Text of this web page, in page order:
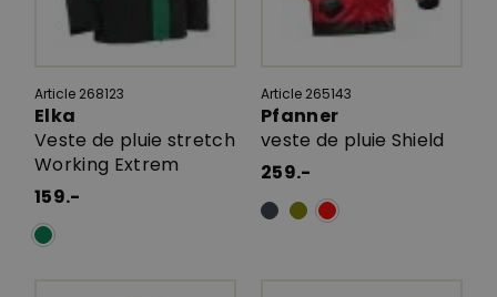
Article 268123
Elka
Veste de pluie stretch
Working Extrem
159.-
Article 265143
Pfanner
veste de pluie Shield
259.-